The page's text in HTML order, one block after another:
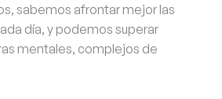
sabemos afrontar mejor las
día, y podemos superar
mentales, complejos de